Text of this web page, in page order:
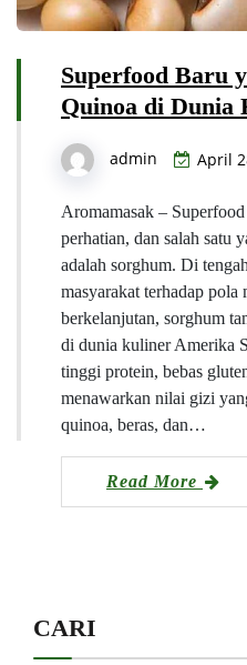
Superfood Baru
Quinoa di Dunia
admin April
Aromamasak –
perhatian, dan salah satu
adalah sorghum. Di
masyarakat terhadap pola
berkelanjutan, sorghum
di dunia kuliner Amerika
tinggi protein, bebas
menawarkan nilai gizi
quinoa, beras, dan…
Read More
CARI